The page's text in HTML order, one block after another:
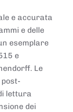
e accurata
e delle
esemplare
e
Le
lettura
dei